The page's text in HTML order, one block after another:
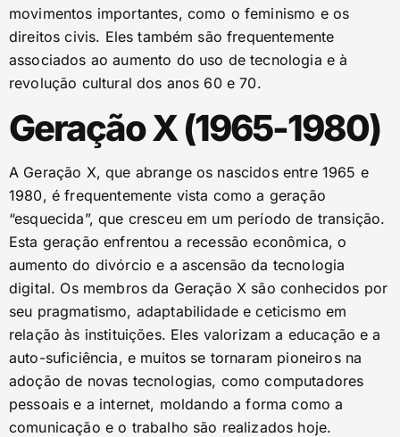
movimentos importantes, como o feminismo e os
direitos civis. Eles também são frequentemente
associados ao aumento do uso de tecnologia e à
revolução cultural dos anos 60 e 70.
Geração X (1965-1980)
A Geração X, que abrange os nascidos entre 1965 e
1980, é frequentemente vista como a geração
“esquecida”, que cresceu em um período de transição.
Esta geração enfrentou a recessão econômica, o
aumento do divórcio e a ascensão da tecnologia
digital. Os membros da Geração X são conhecidos por
seu pragmatismo, adaptabilidade e ceticismo em
relação às instituições. Eles valorizam a educação e a
auto-suficiência, e muitos se tornaram pioneiros na
adoção de novas tecnologias, como computadores
pessoais e a internet, moldando a forma como a
comunicação e o trabalho são realizados hoje.